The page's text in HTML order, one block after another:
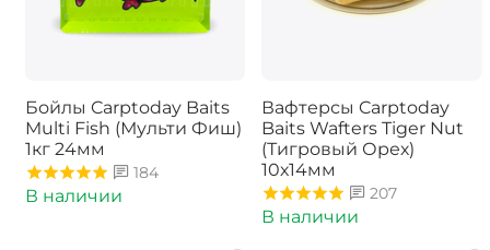
Бойлы Carptoday Baits
Multi Fish (Мульти Фиш)
1кг 24мм
184
В наличии
Вафтерсы Carptoday
Baits Wafters Tiger Nut
(Тигровый Орех)
10х14мм
207
В наличии